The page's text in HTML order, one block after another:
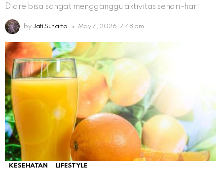
Diare bisa sangat mengganggu aktivitas sehari-hari
by Jati Sunarto May 7, 2026, 7:48 am
KESEHATAN LIFESTYLE